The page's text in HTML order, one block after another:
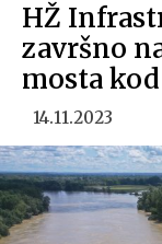
HŽ
završno
mosta
14.11.2023